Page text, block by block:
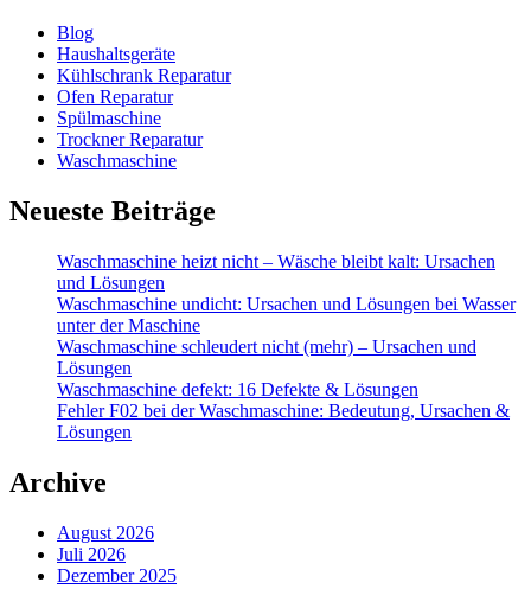
Blog
Haushaltsgeräte
Kühlschrank Reparatur
Ofen Reparatur
Spülmaschine
Trockner Reparatur
Waschmaschine
Neueste Beiträge
Waschmaschine heizt nicht – Wäsche bleibt kalt: Ursachen
und Lösungen
Waschmaschine undicht: Ursachen und Lösungen bei Wasser
unter der Maschine
Waschmaschine schleudert nicht (mehr) – Ursachen und
Lösungen
Waschmaschine defekt: 16 Defekte & Lösungen
Fehler F02 bei der Waschmaschine: Bedeutung, Ursachen &
Lösungen
Archive
August 2026
Juli 2026
Dezember 2025